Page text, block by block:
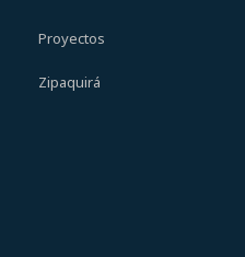
Proyectos
Zipaquirá